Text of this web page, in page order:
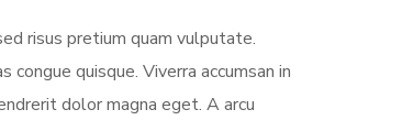
risus pretium quam vulputate.
quisque. Viverra accumsan in
dolor magna eget. A arcu